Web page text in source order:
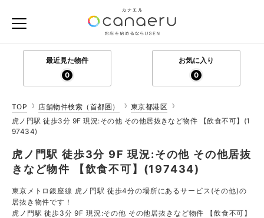
最近見た物件
0
お気に入り
0
TOP 店舗物件検索（首都圏）
東京都港区
虎ノ門駅 徒歩3分 9F 現況:その他 その他居抜きなど物件 【飲食不可】(1
97434)
虎ノ門駅 徒歩3分 9F 現況:その他 その他居抜
きなど物件 【飲食不可】(197434)
東京メトロ銀座線 虎ノ門駅 徒歩4分の場所にあるサービス(その他)の
居抜き物件です！
虎ノ門駅 徒歩3分 9F 現況:その他 その他居抜きなど物件 【飲食不可】